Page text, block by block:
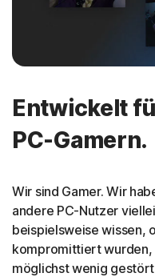
Entwickelt
PC-Gamern.
Wir sind Gamer. Wir
andere PC-Nutzer
beispielsweise wissen,
kompromittiert wurden,
möglichst wenig